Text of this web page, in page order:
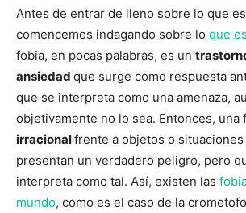
Antes de entrar de lleno sobre lo que
comencemos indagando sobre lo que
fobia, en pocas palabras, es un
ansiedad que surge como respuesta
que se interpreta como una amenaza,
objetivamente no lo sea. Entonces, una
irracionalfrente a objetos o situaciones
presentan un verdadero peligro, pero
interpreta como tal. Así, existen las
mundo, como es el caso de la